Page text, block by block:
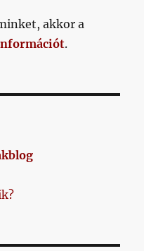
akkor a
.